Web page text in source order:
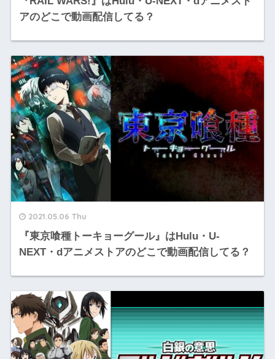
アのどこで動画配信してる？
2021.05.06 Thu
『東京喰種トーキョーグール』はHulu・U-
NEXT・dアニメストアのどこで動画配信してる？